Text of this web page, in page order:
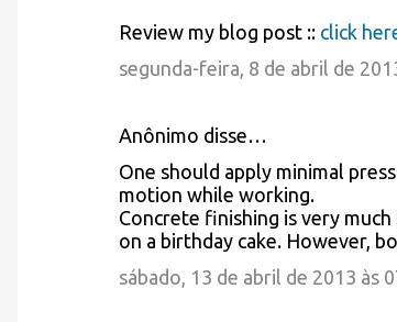
Review my blog post :: click
segunda-feira, 8 de abril de
Anônimo disse…
One should apply minimal
motion while working.
Concrete finishing is very
on a birthday cake. However,
sábado, 13 de abril de 2013 às